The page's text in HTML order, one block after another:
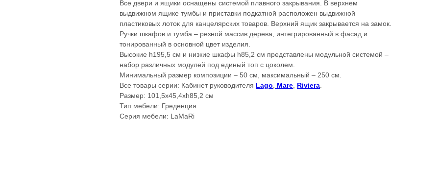
Все двери и ящики оснащены системой плавного закрывания. В верхнем
выдвижном ящике тумбы и приставки подкатной расположен выдвижной
пластиковых лоток для канцелярских товаров. Верхний ящик закрывается на замок.
Ручки шкафов и тумба – резной массив дерева, интегрированный в фасад и
тонированный в основной цвет изделия.
Высокие h195,5 см и низкие шкафы h85,2 см представлены модульной системой –
набор различных модулей под единый топ с цоколем.
Минимальный размер композиции – 50 см, максимальный – 250 см.
Все товары серии: Кабинет руководителя Lago, Mare, Riviera.
Размер: 101,5x45,4xh85,2 см
Тип мебели: Греденция
Серия мебели: LaMaRi